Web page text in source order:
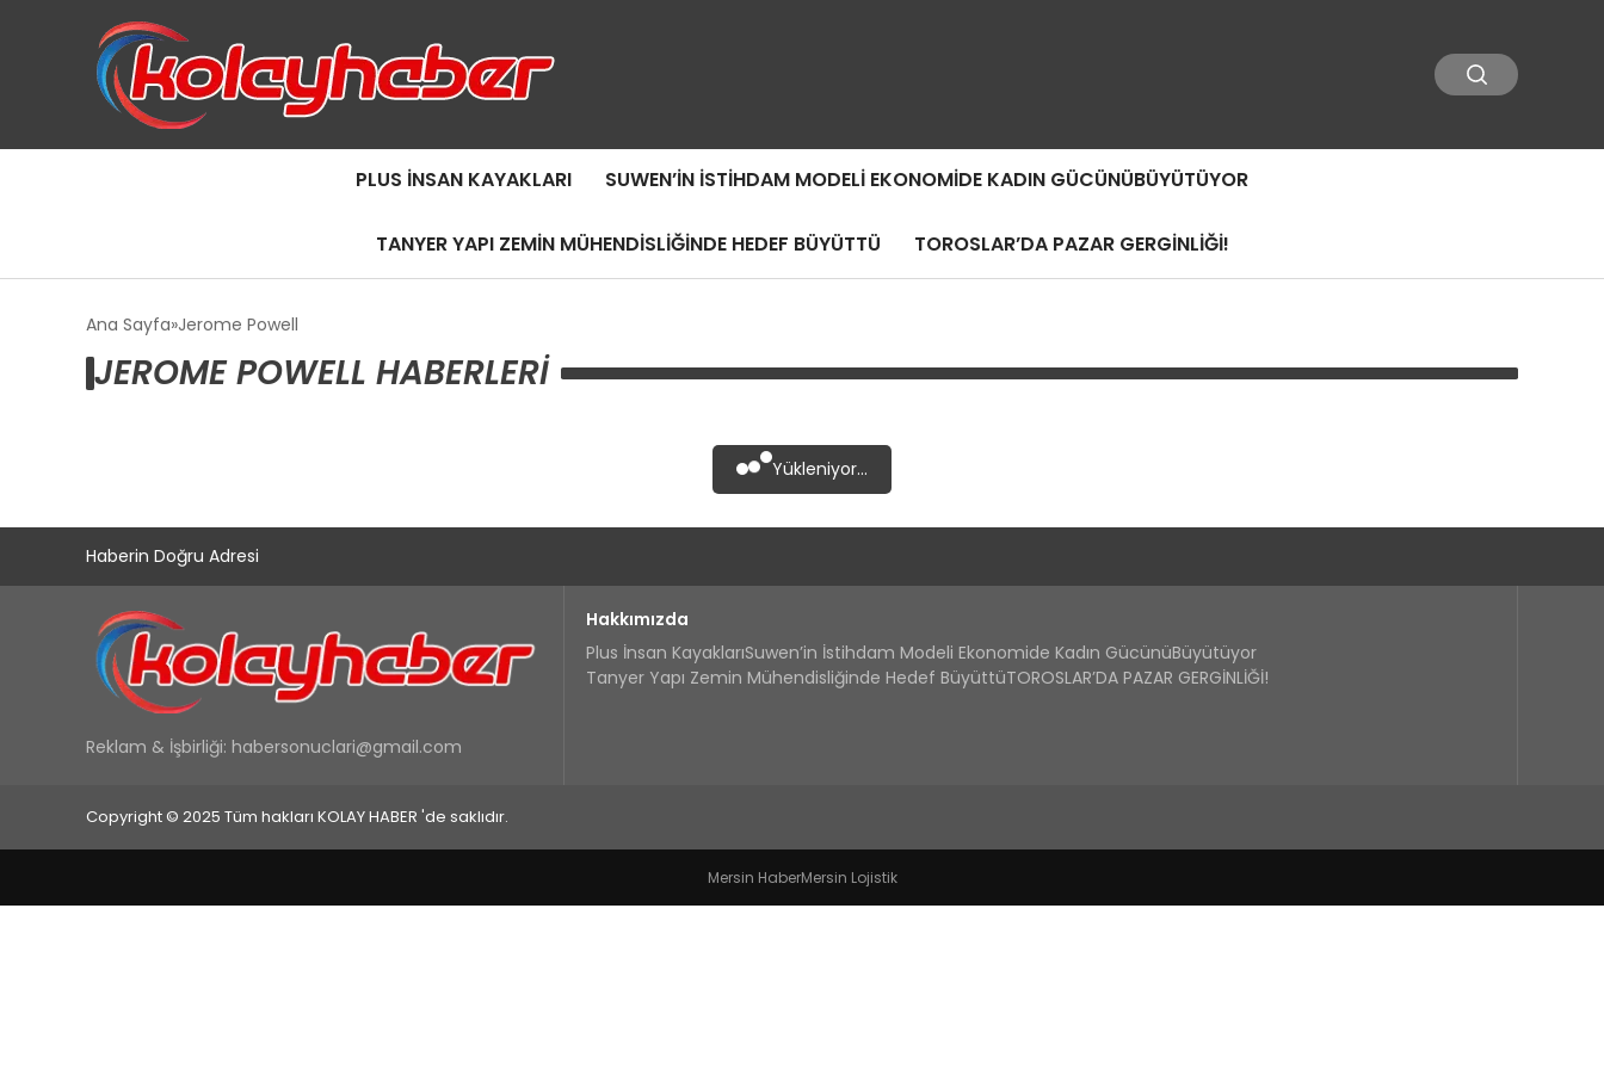
PLUS İNSAN KAYAKLARI SUWEN’IN İSTIHDAM MODELI EKONOMIDE KADIN GÜCÜNÜBÜYÜTÜYOR
TANYER YAPI ZEMIN MÜHENDISLIĞINDE HEDEF BÜYÜTTÜ TOROSLAR’DA PAZAR GERGİNLİĞİ!
Ana Sayfa Jerome Powell
JEROME POWELL HABERLERI
Yükleniyor...
Haberin Doğru Adresi
Reklam & İşbirliği: habersonuclari@gmail.com
Hakkımızda
Plus İnsan KayaklarıSuwen’in İstihdam Modeli Ekonomide Kadın GücünüBüyütüyor
Tanyer Yapı Zemin Mühendisliğinde Hedef BüyüttüTOROSLAR’DA PAZAR GERGİNLİĞİ!
Copyright © 2025 Tüm hakları KOLAY HABER 'de saklıdır.
Mersin HaberMersin Lojistik